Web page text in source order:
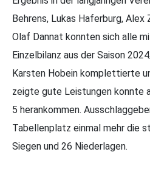
Behrens, Lukas Haferburg, Alex
Olaf Dannat konnten sich alle
Einzelbilanz aus der Saison
Karsten Hobein komplettierte
zeigte gute Leistungen konnte
5 herankommen.
Tabellenplatz einmal mehr die
Siegen und 26 Niederlagen.